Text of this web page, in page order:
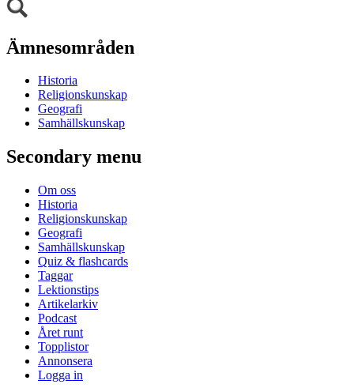
Ämnesområden
Historia
Religionskunskap
Geografi
Samhällskunskap
Secondary menu
Om oss
Historia
Religionskunskap
Geografi
Samhällskunskap
Quiz & flashcards
Taggar
Lektionstips
Artikelarkiv
Podcast
Året runt
Topplistor
Annonsera
Logga in